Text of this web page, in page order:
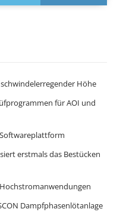
Höhe
für AOI und
erstmals das Bestücken
Dampfphasenlötanlage